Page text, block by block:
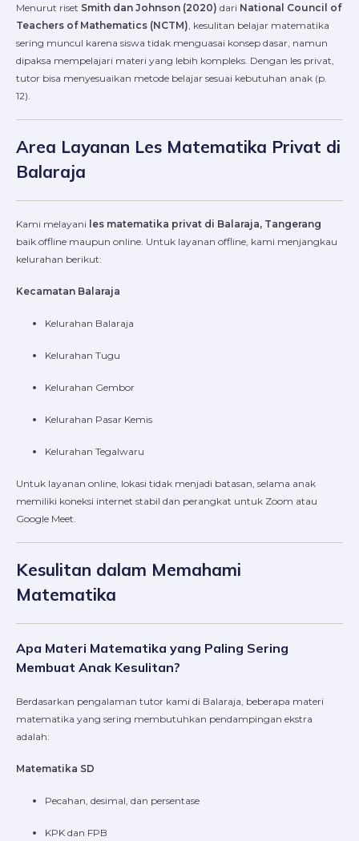
Menurut riset Smith dan Johnson (2020) dari National Council of
Teachers of Mathematics (NCTM) , kesulitan belajar matematika
sering muncul karena siswa tidak menguasai konsep dasar, namun
dipaksa mempelajari materi yang lebih kompleks. Dengan les privat,
tutor bisa menyesuaikan metode belajar sesuai kebutuhan anak (p.
12).
Area Layanan Les Matematika Privat di
Balaraja
Kami melayani les matematika privat di Balaraja, Tangerang
baik offline maupun online. Untuk layanan offline, kami menjangkau
kelurahan berikut:
Kecamatan Balaraja
Kelurahan Balaraja
Kelurahan Tugu
Kelurahan Gembor
Kelurahan Pasar Kemis
Kelurahan Tegalwaru
Untuk layanan online, lokasi tidak menjadi batasan, selama anak
memiliki koneksi internet stabil dan perangkat untuk Zoom atau
Google Meet.
Kesulitan dalam Memahami
Matematika
Apa Materi Matematika yang Paling Sering
Membuat Anak Kesulitan?
Berdasarkan pengalaman tutor kami di Balaraja, beberapa materi
matematika yang sering membutuhkan pendampingan ekstra
adalah:
Matematika SD
Pecahan, desimal, dan persentase
KPK dan FPB